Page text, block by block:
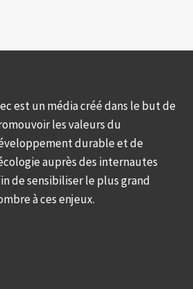
est un média créé dans le but de
les valeurs du
durable et de
auprès des internautes
de sensibiliser le plus grand
à ces enjeux.